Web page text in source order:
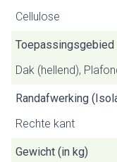
Cellulose
Toepassingsgebied
Dak (hellend),
Randafwerking
Rechte kant
Gewicht (in kg)